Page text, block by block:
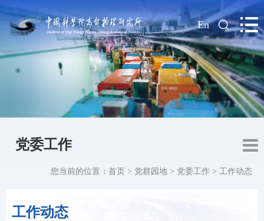
| En
党委工作
工作动态
您当前的位置： 首页 > 党群园地 > 党委工作 > 工作动态